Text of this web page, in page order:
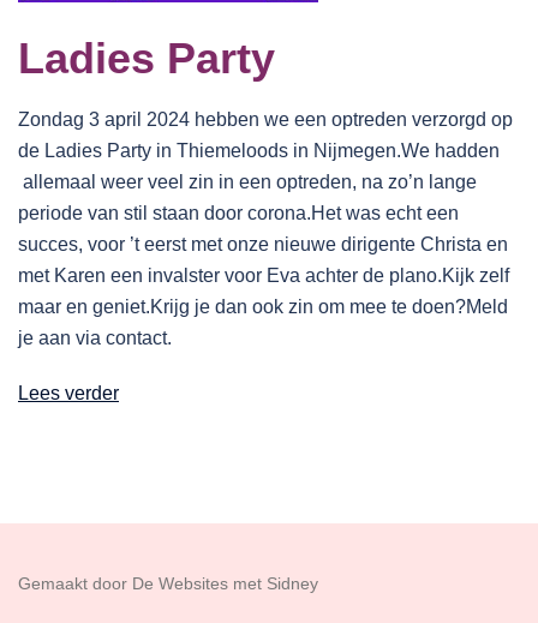
Ladies Party
Zondag 3 april 2024 hebben we een optreden verzorgd op
de Ladies Party in Thiemeloods in Nijmegen.We hadden
allemaal weer veel zin in een optreden, na zo’n lange
periode van stil staan door corona.Het was echt een
succes, voor ’t eerst met onze nieuwe dirigente Christa en
met Karen een invalster voor Eva achter de plano.Kijk zelf
maar en geniet.Krijg je dan ook zin om mee te doen?Meld
je aan via contact.
Lees verder
Gemaakt door De Websites met Sidney